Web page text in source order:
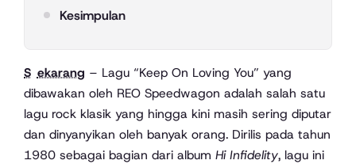
Kesimpulan
Sekarang – Lagu “Keep On Loving You” yang
dibawakan oleh REO Speedwagon adalah salah satu
lagu rock klasik yang hingga kini masih sering diputar
dan dinyanyikan oleh banyak orang. Dirilis pada tahun
1980 sebagai bagian dari album Hi Infidelity, lagu ini